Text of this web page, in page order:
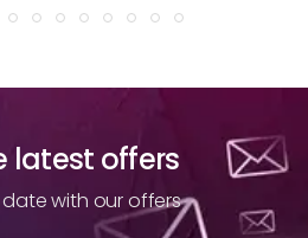
latest offers
with our offers